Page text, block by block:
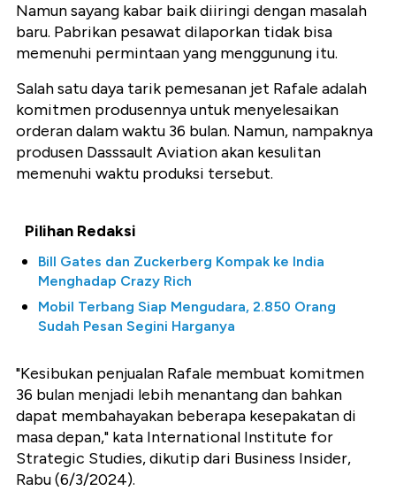
Namun sayang kabar baik diiringi dengan masalah
baru. Pabrikan pesawat dilaporkan tidak bisa
memenuhi permintaan yang menggunung itu.
Salah satu daya tarik pemesanan jet Rafale adalah
komitmen produsennya untuk menyelesaikan
orderan dalam waktu 36 bulan. Namun, nampaknya
produsen Dasssault Aviation akan kesulitan
memenuhi waktu produksi tersebut.
Pilihan Redaksi
Bill Gates dan Zuckerberg Kompak ke India
Menghadap Crazy Rich
Mobil Terbang Siap Mengudara, 2.850 Orang
Sudah Pesan Segini Harganya
"Kesibukan penjualan Rafale membuat komitmen
36 bulan menjadi lebih menantang dan bahkan
dapat membahayakan beberapa kesepakatan di
masa depan," kata International Institute for
Strategic Studies, dikutip dari Business Insider,
Rabu (6/3/2024).